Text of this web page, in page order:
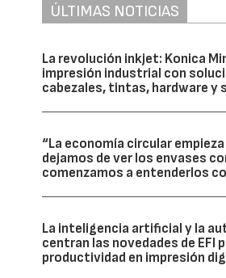
ÚLTIMAS NOTICIAS
La revolución inkjet: Konica
impresión industrial con
cabezales, tintas, hardware y
“La economía circular
dejamos de ver los envases
comenzamos a entenderlos
La inteligencia artificial y la
centran las novedades de EFI
productividad en impresión